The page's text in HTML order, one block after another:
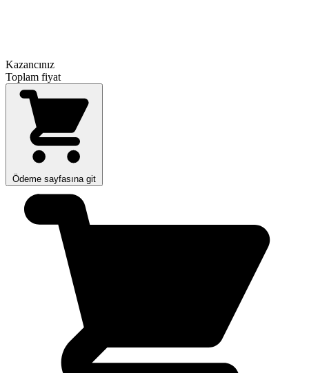
Kazancınız
Toplam fiyat
Ödeme sayfasına git